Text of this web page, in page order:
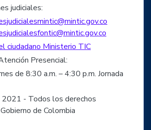
judiciales:
ciudadano Ministerio TIC
Presencial:
de 8:30 a.m. – 4:30 p.m. Jornada
- Todos los derechos
de Colombia